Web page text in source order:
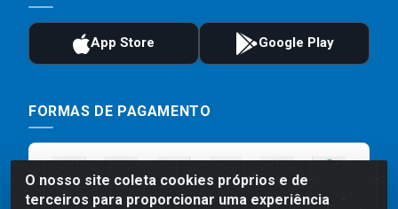
O nosso site coleta cookies próprios e de
terceiros para proporcionar uma experiência
FORMAS DE PAGAMENTO